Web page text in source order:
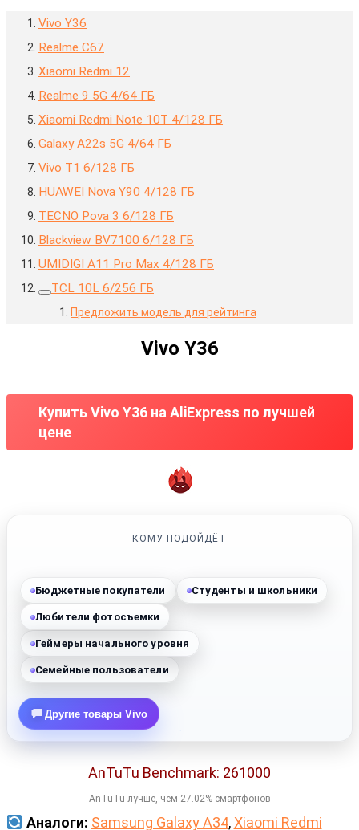
Vivo Y36
Realme C67
Xiaomi Redmi 12
Realme 9 5G 4/64 ГБ
Xiaomi Redmi Note 10T 4/128 ГБ
Galaxy A22s 5G 4/64 ГБ
Vivo T1 6/128 ГБ
HUAWEI Nova Y90 4/128 ГБ
TECNO Pova 3 6/128 ГБ
Blackview BV7100 6/128 ГБ
UMIDIGI A11 Pro Max 4/128 ГБ
TCL 10L 6/256 ГБ
Предложить модель для рейтинга
Vivo Y36
Купить Vivo Y36 на AliExpress по лучшей
цене
КОМУ ПОДОЙДЁТ
Другие товары Vivo
Бюджетные покупатели Студенты и школьники
Любители фотосъемки
Геймеры начального уровня
Семейные пользователи
AnTuTu Benchmark: 261000
AnTuTu лучше, чем 27.02% смартфонов
Аналоги: Samsung Galaxy A34,Xiaomi Redmi